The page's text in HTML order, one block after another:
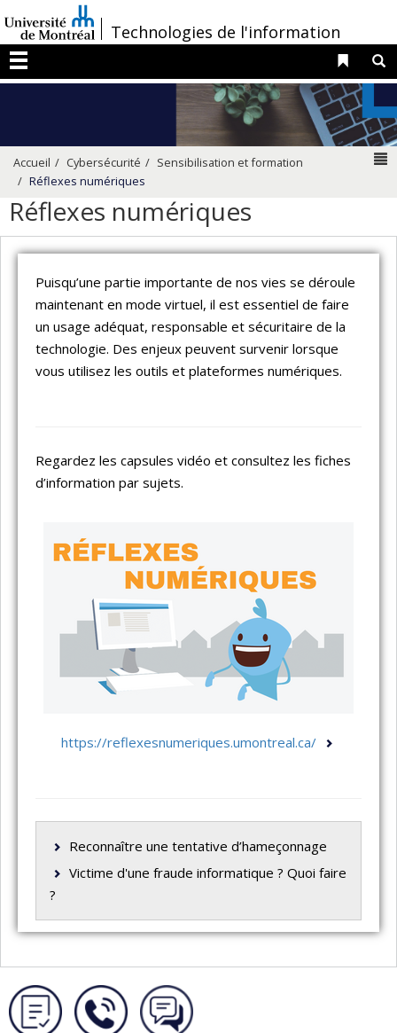
au
contenu
/
Technologies de l'information
Menu
Liens
Accueil Cybersécurité
Sensibilisation et formation
Réflexes numériques
Réflexes numériques
Puisqu’une partie importante de nos vies se déroule
maintenant en mode virtuel, il est essentiel de faire
un usage adéquat, responsable et sécuritaire de la
technologie. Des enjeux peuvent survenir lorsque
vous utilisez les outils et plateformes numériques.
Regardez les capsules vidéo et consultez les fiches
d’information par sujets.
https://reflexesnumeriques.umontreal.ca/
Reconnaître une tentative d’hameçonnage
Victime d'une fraude informatique ? Quoi faire
?